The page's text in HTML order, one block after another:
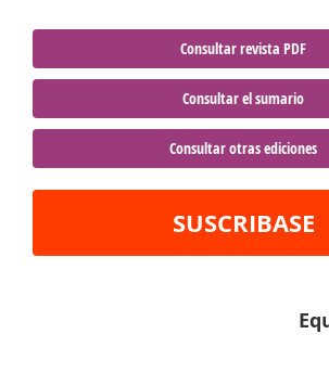
Consultar revista PDF
Consultar el sumario
Consultar otras ediciones
SUSCRIBASE